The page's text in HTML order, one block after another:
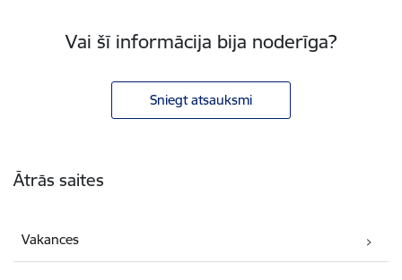
Vai šī informācija bija noderīga?
Sniegt atsauksmi
Ātrās saites
Vakances